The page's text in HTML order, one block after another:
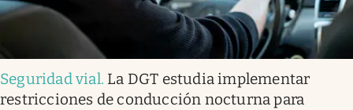
Seguridad vial. La DGT estudia implementar
restricciones de conducción nocturna para